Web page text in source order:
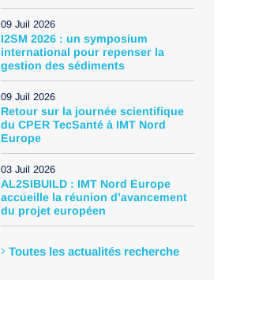
09 Juil 2026
I2SM 2026 : un symposium
international pour repenser la
gestion des sédiments
09 Juil 2026
Retour sur la journée scientifique
du CPER TecSanté à IMT Nord
Europe
03 Juil 2026
AL2SIBUILD : IMT Nord Europe
accueille la réunion d’avancement
du projet européen
Toutes les actualités recherche